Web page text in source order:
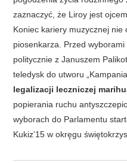
zaznaczyć, że Liroy jest
Koniec kariery muzycznej nie
piosenkarza. Przed
politycznie z Januszem
teledysk do utworu
legalizacji leczniczej
popierania ruchu
wyborach do Parlamentu
Kukiz’15 w okręgu